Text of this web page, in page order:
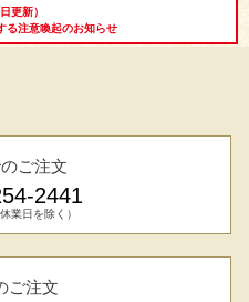
更新）
る注意喚起のお知らせ
ご注文
2441
業日を除く）
ご注文